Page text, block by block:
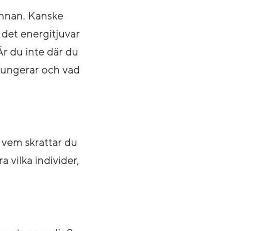
Kanske
energitjuvar
du inte där du
och vad
skrattar du
vilka individer,